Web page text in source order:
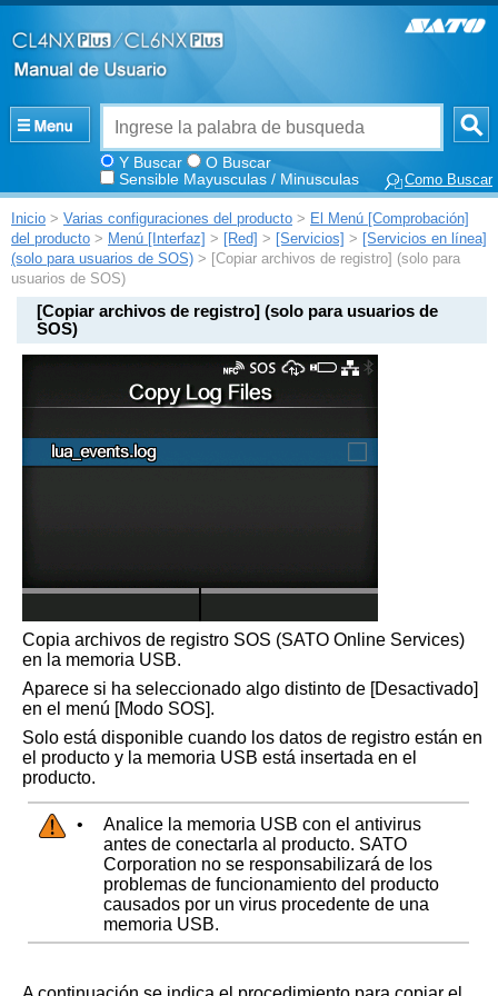
Y Buscar
O Buscar
Sensible Mayusculas / Minusculas
Como Buscar
Inicio > Varias configuraciones del producto > El Menú [Comprobación]
del producto > Menú [Interfaz] > [Red] > [Servicios] > [Servicios en línea]
(solo para usuarios de SOS) > [Copiar archivos de registro] (solo para
usuarios de SOS)
[Copiar archivos de registro] (solo para usuarios de
SOS)
Copia archivos de registro SOS (SATO Online Services)
en la memoria USB.
Aparece si ha seleccionado algo distinto de [Desactivado]
en el menú [Modo SOS].
Solo está disponible cuando los datos de registro están en
el producto y la memoria USB está insertada en el
producto.
•
Analice la memoria USB con el antivirus
antes de conectarla al producto. SATO
Corporation no se responsabilizará de los
problemas de funcionamiento del producto
causados por un virus procedente de una
memoria USB.